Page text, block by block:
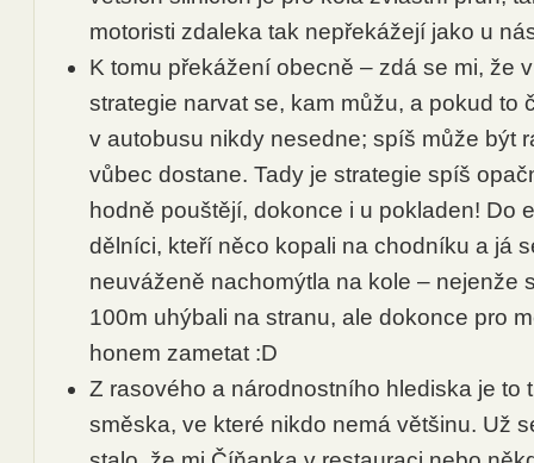
motoristi zdaleka tak nepřekážejí jako u
K tomu překážení obecně – zdá se mi, že
strategie narvat se, kam můžu, a pokud to
v autobusu nikdy nesedne; spíš může být
vůbec dostane. Tady je strategie spíš
hodně pouštějí, dokonce i u pokladen! Do
dělníci, kteří něco kopali na chodníku a já
neuváženě nachomýtla na kole – nejenže
100m uhýbali na stranu, ale dokonce pro
honem zametat :D
Z rasového a národnostního hlediska je to
směska, ve které nikdo nemá většinu. Už